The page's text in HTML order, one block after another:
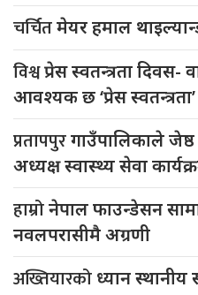
चर्चितमेयर हमाल
विश्वप्रेस स्वतन्त्रता दिवस-
आवश्यक छ ‘प्रेस स्वतन्त्रता’
प्रतापपुरगाउँपालिकाले
अध्यक्ष स्वास्थ्य सेवा
हाम्रोनेपाल फाउन्डेसन
नवलपरासीमै अग्रणी
अख्तियारको ध्यान